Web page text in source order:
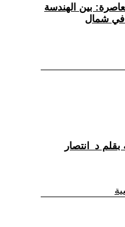
بين الهندسة
في شمال
د_انتصار